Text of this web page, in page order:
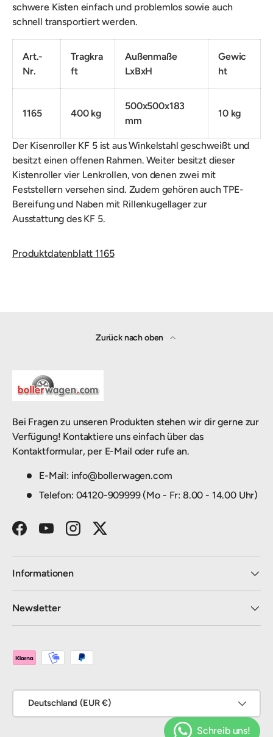
schwere Kisten einfach und problemlos sowie auch
schnell transportiert werden.
Art.-
Nr.
Tragkra
ft
Außenmaße
LxBxH
Gewic
ht
1165 400 kg
500x500x183
mm
10 kg
Der Kisenroller KF 5 ist aus Winkelstahl geschweißt und
besitzt einen offenen Rahmen. Weiter besitzt dieser
Kistenroller vier Lenkrollen, von denen zwei mit
Feststellern versehen sind. Zudem gehören auch TPE-
Bereifung und Naben mit Rillenkugellager zur
Ausstattung des KF 5.
Produktdatenblatt 1165
Zurück nach oben
Bei Fragen zu unseren Produkten stehen wir dir gerne zur
Verfügung! Kontaktiere uns einfach über das
Kontaktformular, per E-Mail oder rufe an.
E-Mail: info@bollerwagen.com
Telefon: 04120-909999 (Mo - Fr: 8.00 - 14.00 Uhr)
FacebookYouTubeInstagramTwitter
Informationen
Newsletter
Zahlungsmethoden
Deutschland (EUR €)